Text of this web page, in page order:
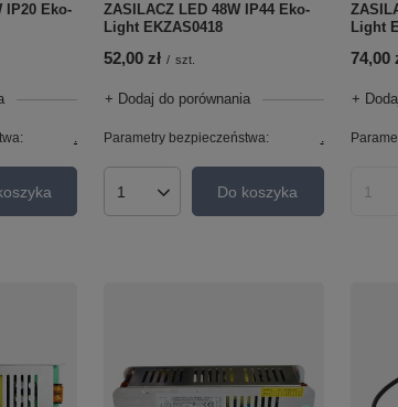
IP20 Eko-
.
ZASILACZ LED 48W IP44 Eko-
Light EKZAS0418
52,00 zł / szt.
+ Dodaj do porównania
Parametry bezpieczeństwa: .
Ilość produktówDo koszyka
Light
74,00
+